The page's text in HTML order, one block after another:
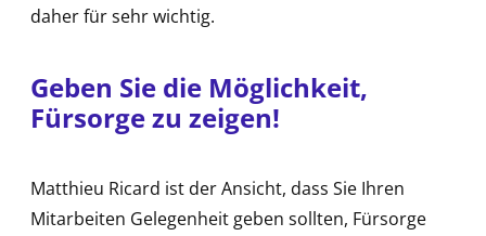
daher für sehr wichtig.
Geben Sie die Möglichkeit,
Fürsorge zu zeigen!
Matthieu Ricard ist der Ansicht, dass Sie Ihren
Mitarbeiten Gelegenheit geben sollten, Fürsorge